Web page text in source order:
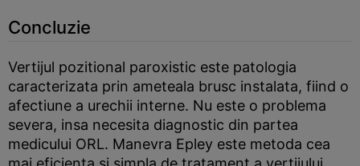
Concluzie
Vertijul pozitional paroxistic este patologia
caracterizata prin ameteala brusc instalata, fiind o
afectiune a urechii interne. Nu este o problema
severa, insa necesita diagnostic din partea
medicului ORL. Manevra Epley este metoda cea